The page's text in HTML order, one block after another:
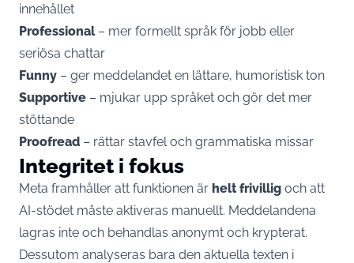
innehållet
Professional– mer formellt språk för jobb eller
seriösa chattar
Funny – ger meddelandet en lättare, humoristisk ton
Supportive – mjukar upp språket och gör det mer
stöttande
Proofread – rättar stavfel och grammatiska missar
Integritet i fokus
Meta framhåller att funktionen är helt frivillig och att
AI-stödet måste aktiveras manuellt. Meddelandena
lagras inte och behandlas anonymt och krypterat.
Dessutom analyseras bara den aktuella texten i